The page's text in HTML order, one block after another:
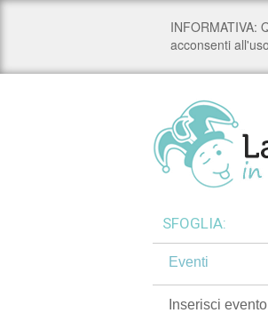
SFOGLIA:
Eventi
Inserisci evento